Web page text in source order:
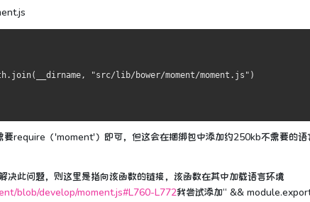
"src/lib/bower/moment/moment.js")
require（'moment'）即可，但这会在捆绑包中添加约250kb不需要的语
此问题，则这里是指向该函数的链接，该函数在其中加载语言环境
blob/develop/moment.js#L760-L772我尝试添加“ &&